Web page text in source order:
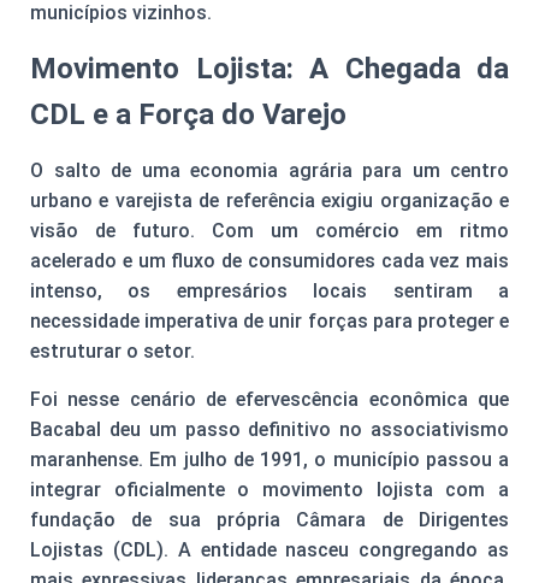
municípios vizinhos.
Movimento Lojista: A Chegada da
CDL e a Força do Varejo
O salto de uma economia agrária para um centro
urbano e varejista de referência exigiu organização e
visão de futuro. Com um comércio em ritmo
acelerado e um fluxo de consumidores cada vez mais
intenso, os empresários locais sentiram a
necessidade imperativa de unir forças para proteger e
estruturar o setor.
Foi nesse cenário de efervescência econômica que
Bacabal deu um passo definitivo no associativismo
maranhense. Em julho de 1991, o município passou a
integrar oficialmente o movimento lojista com a
fundação de sua própria Câmara de Dirigentes
Lojistas (CDL). A entidade nasceu congregando as